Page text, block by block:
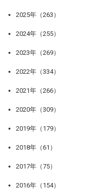
2025年（263）
2024年（255）
2023年（269）
2022年（334）
2021年（266）
2020年（309）
2019年（179）
2018年（61）
2017年（75）
2016年（154）